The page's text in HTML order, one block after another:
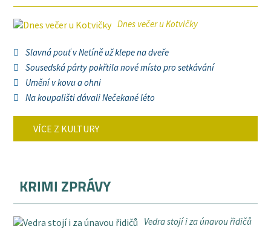
Dnes večer u Kotvičky
Slavná pouť v Netíně už klepe na dveře
Sousedská párty pokřtila nové místo pro setkávání
Umění v kovu a ohni
Na koupališti dávali Nečekané léto
VÍCE Z KULTURY
KRIMI ZPRÁVY
Vedra stojí i za únavou řidičů